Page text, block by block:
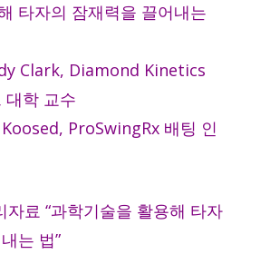
타자의 잠재력을 끌어내는
Clark, Diamond Kinetics
대학 교수
ProSwingRx 배팅 인
료 “과학기술을 활용해 타자
는 법”